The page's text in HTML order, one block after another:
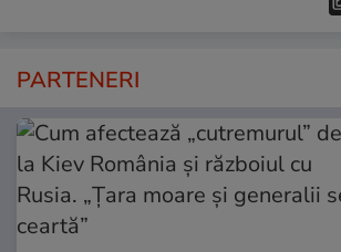
PARTENERI